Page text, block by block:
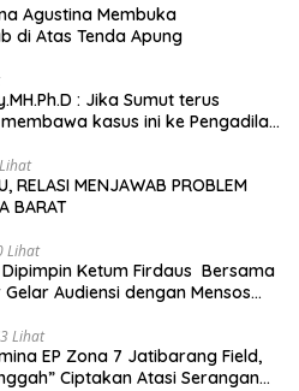
Agustina Membuka
di Atas Tenda Apung
: Jika Sumut terus
kasus ini ke Pengadilan
RELASI MENJAWAB PROBLEM
BARAT
Lihat
Dipimpin Ketum Firdaus Bersama
Audiensi dengan Mensos
Lihat
EP Zona 7 Jatibarang Field,
Ciptakan Atasi Serangan